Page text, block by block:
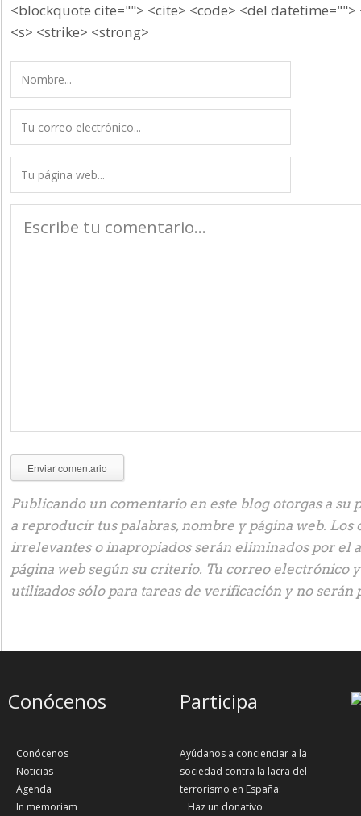
<blockquote cite=""> <cite> <code> <del datetime="">
<s> <strike> <strong>
Publicando un comentario en este blog otorgas a su
a reproducir tus palabras, nombre y página web. Los
irrelevantes o inapropiados serán eliminados por el
página web según su criterio. Tu correo electrónico
utilizados sólo para tareas de verificación y no serán
Conócenos
Conócenos
Noticias
Agenda
In memoriam
Participa
Ayúdanos a concienciar a la
sociedad contra la lacra del
terrorismo en España:
Haz un donativo